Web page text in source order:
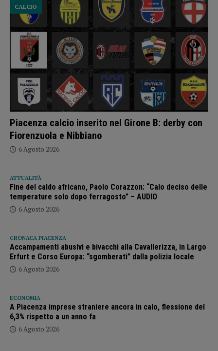
Piacenza calcio inserito nel Girone B: derby con
Fiorenzuola e Nibbiano
CALCIO
6 Agosto 2026
ATTUALITÀ
Fine del caldo africano, Paolo Corazzon: “Calo deciso delle
temperature solo dopo ferragosto” – AUDIO
6 Agosto 2026
CRONACA PIACENZA
Accampamenti abusivi e bivacchi alla Cavallerizza, in Largo
Erfurt e Corso Europa: “sgomberati” dalla polizia locale
6 Agosto 2026
ECONOMIA
A Piacenza imprese straniere ancora in calo, flessione del
6,3% rispetto a un anno fa
6 Agosto 2026